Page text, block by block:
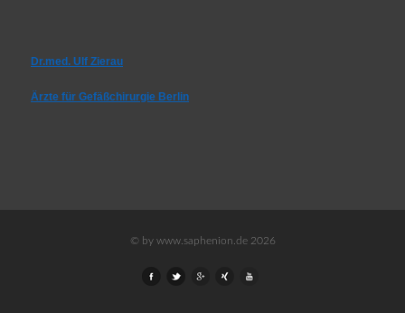
Dr.med. Ulf Zierau
Ärzte für Gefäßchirurgie Berlin
© by www.saphenion.de 2026